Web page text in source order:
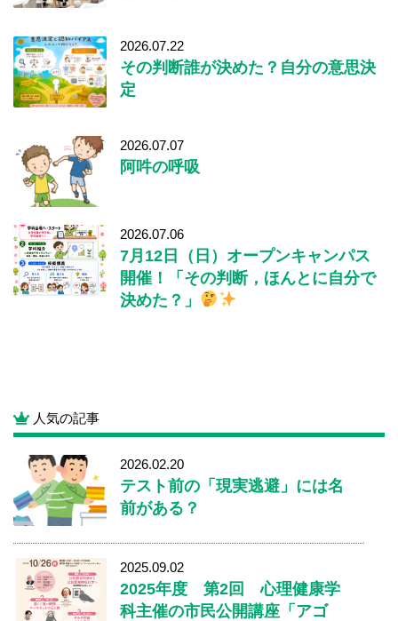
2026.07.22
その判断誰が決めた？自分の意思決
定
2026.07.07
阿吽の呼吸
2026.07.06
7月12日（日）オープンキャンパス
開催！「その判断，ほんとに自分で
決めた？」
人気の記事
2026.02.20
テスト前の「現実逃避」には名
前がある？
2025.09.02
2025年度 第2回 心理健康学
科主催の市民公開講座「アゴ